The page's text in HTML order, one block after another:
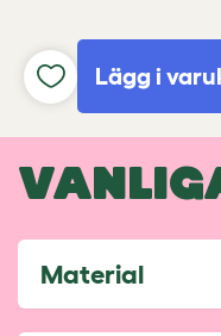
Lägg i
Material